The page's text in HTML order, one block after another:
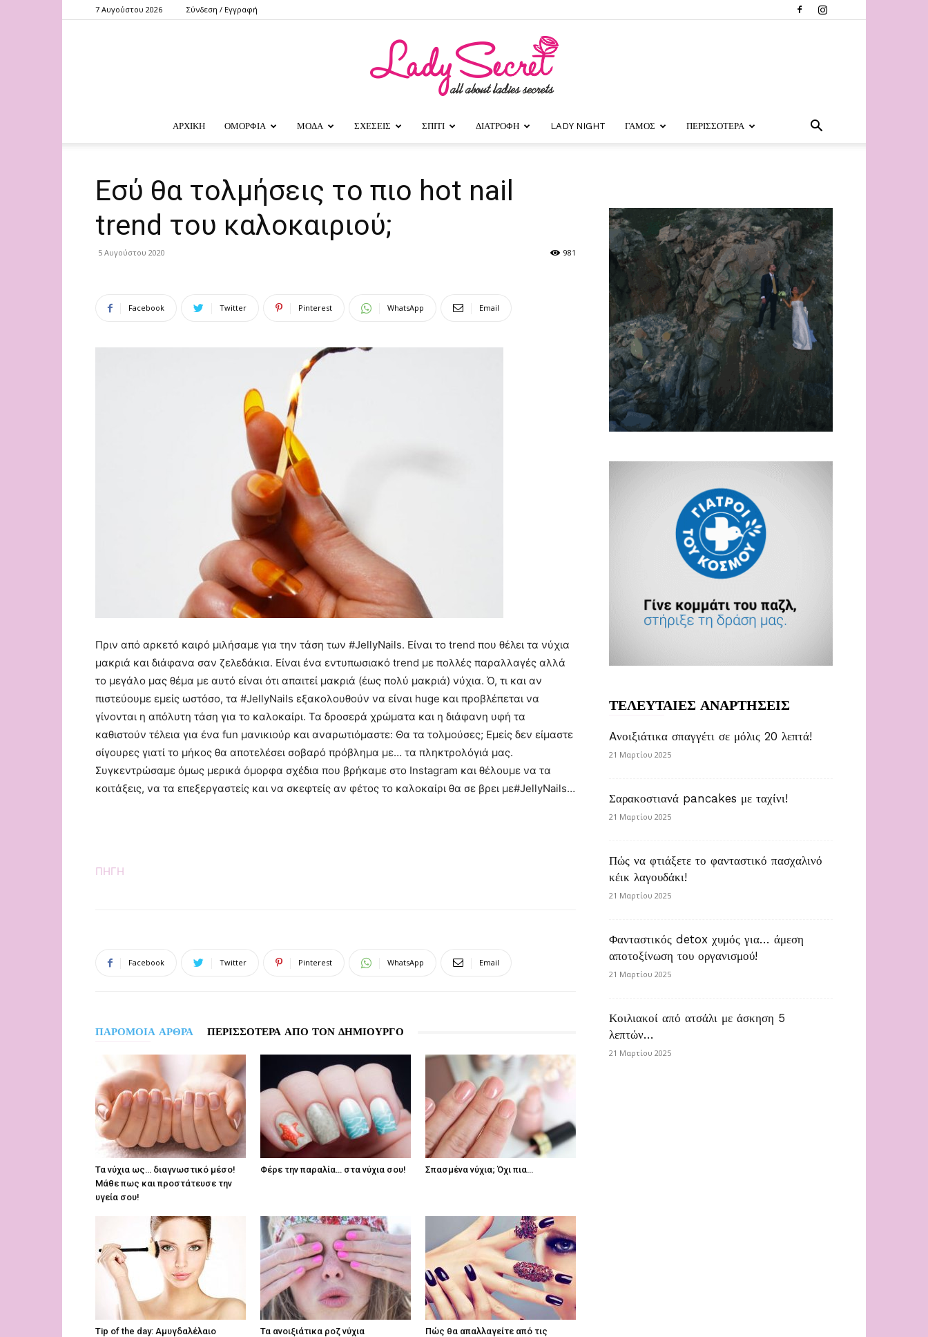
7 Αυγούστου 2026 Σύνδεση / Εγγραφή
ΑΡΧΙΚΗ ΟΜΟΡΦΙΑ ΜΟΔΑ ΣΧΕΣΕΙΣ ΣΠΙΤΙ ΔΙΑΤΡΟΦΗ LADY NIGHT ΓΑΜΟΣ ΠΕΡΙΣΣΟΤΕΡΑ
Εσύ θα τολμήσεις το πιο hot nail
trend του καλοκαιριού;
5 Αυγούστου 2020 981
Facebook Twitter Pinterest WhatsApp Email
Πριν από αρκετό καιρό μιλήσαμε για την τάση των #JellyNails. Είναι το trend που θέλει τα νύχια
μακριά και διάφανα σαν ζελεδάκια. Είναι ένα εντυπωσιακό trend με πολλές παραλλαγές αλλά
το μεγάλο μας θέμα με αυτό είναι ότι απαιτεί μακριά (έως πολύ μακριά) νύχια. Ό, τι και αν
πιστεύουμε εμείς ωστόσο, τα #JellyNails εξακολουθούν να είναι huge και προβλέπεται να
γίνονται η απόλυτη τάση για το καλοκαίρι. Τα δροσερά χρώματα και η διάφανη υφή τα
καθιστούν τέλεια για ένα fun μανικιούρ και αναρωτιόμαστε: Θα τα τολμούσες; Εμείς δεν είμαστε
σίγουρες γιατί το μήκος θα αποτελέσει σοβαρό πρόβλημα με… τα πληκτρολόγιά μας.
Συγκεντρώσαμε όμως μερικά όμορφα σχέδια που βρήκαμε στο Instagram και θέλουμε να τα
κοιτάξεις, να τα επεξεργαστείς και να σκεφτείς αν φέτος το καλοκαίρι θα σε βρει με#JellyNails…
ΠΗΓΗ
Facebook Twitter Pinterest WhatsApp Email
ΠΑΡΟΜΟΙΑ ΑΡΘΡΑ ΠΕΡΙΣΣΟΤΕΡΑ ΑΠΟ ΤΟΝ ΔΗΜΙΟΥΡΓΟ
Τα νύχια ως… διαγνωστικό μέσο!
Μάθε πως και προστάτευσε την
υγεία σου!
Φέρε την παραλία… στα νύχια σου! Σπασμένα νύχια; Όχι πια…
Tip of the day: Αμυγδαλέλαιο Τα ανοιξιάτικα ροζ νύχια
Πώς θα απαλλαγείτε από τις
ΤΕΛΕΥΤΑΙΕΣ ΑΝΑΡΤΗΣΕΙΣ
Aνοιξιάτικα σπαγγέτι σε μόλις 20 λεπτά!
21 Μαρτίου 2025
Σαρακοστιανά pancakes με ταχίνι!
21 Μαρτίου 2025
Πώς να φτιάξετε το φανταστικό πασχαλινό
κέικ λαγουδάκι!
21 Μαρτίου 2025
Φανταστικός detox χυμός για… άμεση
αποτοξίνωση του οργανισμού!
21 Μαρτίου 2025
Κοιλιακοί από ατσάλι με άσκηση 5
λεπτών…
21 Μαρτίου 2025